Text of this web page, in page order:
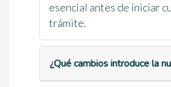
esencial antes de iniciar
trámite.
¿Qué cambios introduce la